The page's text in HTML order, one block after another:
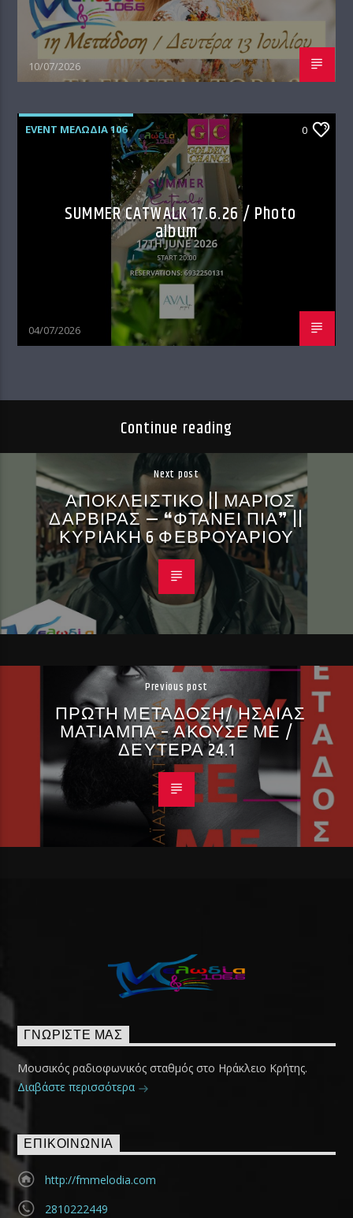
10/07/2026
EVENT ΜΕΛΩΔΊΑ 106 0
SUMMER CATWALK 17.6.26 / Photo
album
04/07/2026
Continue reading
Next post
ΑΠΟΚΛΕΙΣΤΙΚΟ || ΜΑΡΙΟΣ
ΔΑΡΒΙΡΑΣ — ❝ΦΤΑΝΕΙ ΠΙΑ❞ ||
ΚΥΡΙΑΚΗ 6 ΦΕΒΡΟΥΑΡΙΟΥ
Previous post
ΠΡΩΤΗ ΜΕΤΑΔΟΣΗ/ ΗΣΑΙΑΣ
ΜΑΤΙΑΜΠΑ – ΑΚΟΥΣΕ ΜΕ /
ΔΕΥΤΕΡΑ 24.1
ΓΝΩΡΊΣΤΕ ΜΑΣ
Μουσικός ραδιοφωνικός σταθμός στο Ηράκλειο Κρήτης.
Διαβάστε περισσότερα
ΕΠΙΚΟΙΝΩΝΊΑ
http://fmmelodia.com
2810222449